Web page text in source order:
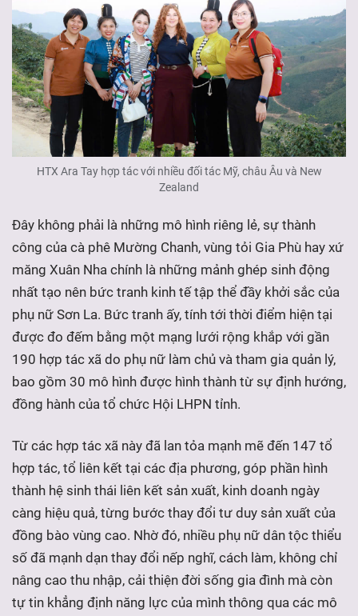
HTX Ara Tay hợp tác với nhiều đối tác Mỹ, châu Âu và New
Zealand
Đây không phải là những mô hình riêng lẻ, sự thành
công của cà phê Mường Chanh, vùng tỏi Gia Phù hay xứ
măng Xuân Nha chính là những mảnh ghép sinh động
nhất tạo nên bức tranh kinh tế tập thể đầy khởi sắc của
phụ nữ Sơn La. Bức tranh ấy, tính tới thời điểm hiện tại
được đo đếm bằng một mạng lưới rộng khắp với gần
190 hợp tác xã do phụ nữ làm chủ và tham gia quản lý,
bao gồm 30 mô hình được hình thành từ sự định hướng,
đồng hành của tổ chức Hội LHPN tỉnh.
Từ các hợp tác xã này đã lan tỏa mạnh mẽ đến 147 tổ
hợp tác, tổ liên kết tại các địa phương, góp phần hình
thành hệ sinh thái liên kết sản xuất, kinh doanh ngày
càng hiệu quả, từng bước thay đổi tư duy sản xuất của
đồng bào vùng cao. Nhờ đó, nhiều phụ nữ dân tộc thiểu
số đã mạnh dạn thay đổi nếp nghĩ, cách làm, không chỉ
nâng cao thu nhập, cải thiện đời sống gia đình mà còn
tự tin khẳng định năng lực của mình thông qua các mô